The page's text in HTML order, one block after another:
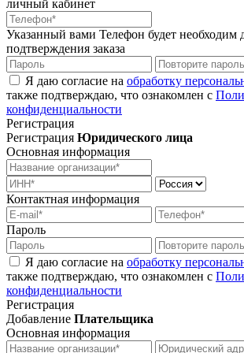
личный кабинет
Указанный вами Телефон будет необходим
подтверждения заказа
Я даю согласие на обработку
также подтверждаю, что ознакомлен с
конфиденциальности
Регистрация
Регистрация Юридического лица
Основная информация
Контактная информация
Пароль
Я даю согласие на обработку
также подтверждаю, что ознакомлен с
конфиденциальности
Регистрация
Добавление Плательщика
Основная информация